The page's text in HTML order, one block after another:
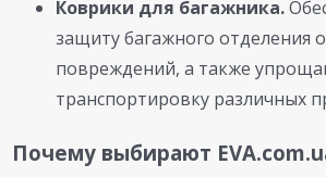
Коврики для багажника.
защиту багажного отделения
повреждений, а также
транспортировку различных
Почему выбирают